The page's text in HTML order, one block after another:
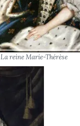
La reine Marie-Thérèse